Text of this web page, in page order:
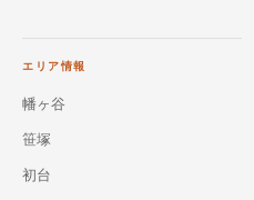
エリア情報
幡ヶ谷
笹塚
初台